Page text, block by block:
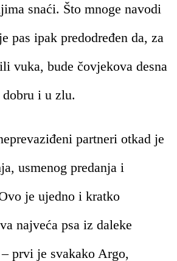
snaći. Što mnoge navodi
pas ipak predodređen da, za
vuka, bude čovjekova desna
i u zlu.
partneri otkad je
usmenog predanja i
je ujedno i kratko
najveća psa iz daleke
prvi je svakako Argo,